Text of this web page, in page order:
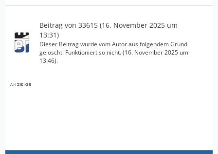
Beitrag von 33615 (16. November 2025 um
13:31)
Dieser Beitrag wurde vom Autor aus folgendem Grund
gelöscht: Funktioniert so nicht. (16. November 2025 um
13:46).